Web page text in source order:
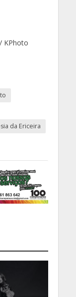
KPhoto
da Ericeira